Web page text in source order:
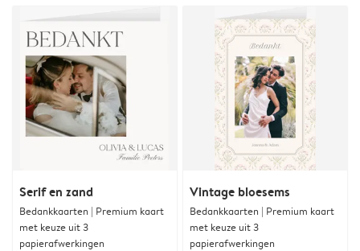
Serif en zand
Bedankkaarten | Premium kaart
met keuze uit 3
papierafwerkingen
Vintage bloesems
Bedankkaarten | Premium kaart
met keuze uit 3
papierafwerkingen